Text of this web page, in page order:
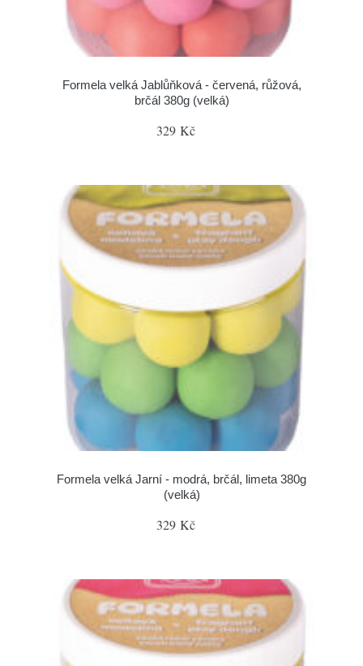
Formela velká Jablůňková - červená, růžová,
brčál 380g (velká)
329 Kč
Formela velká Jarní - modrá, brčál, limeta 380g
(velká)
329 Kč